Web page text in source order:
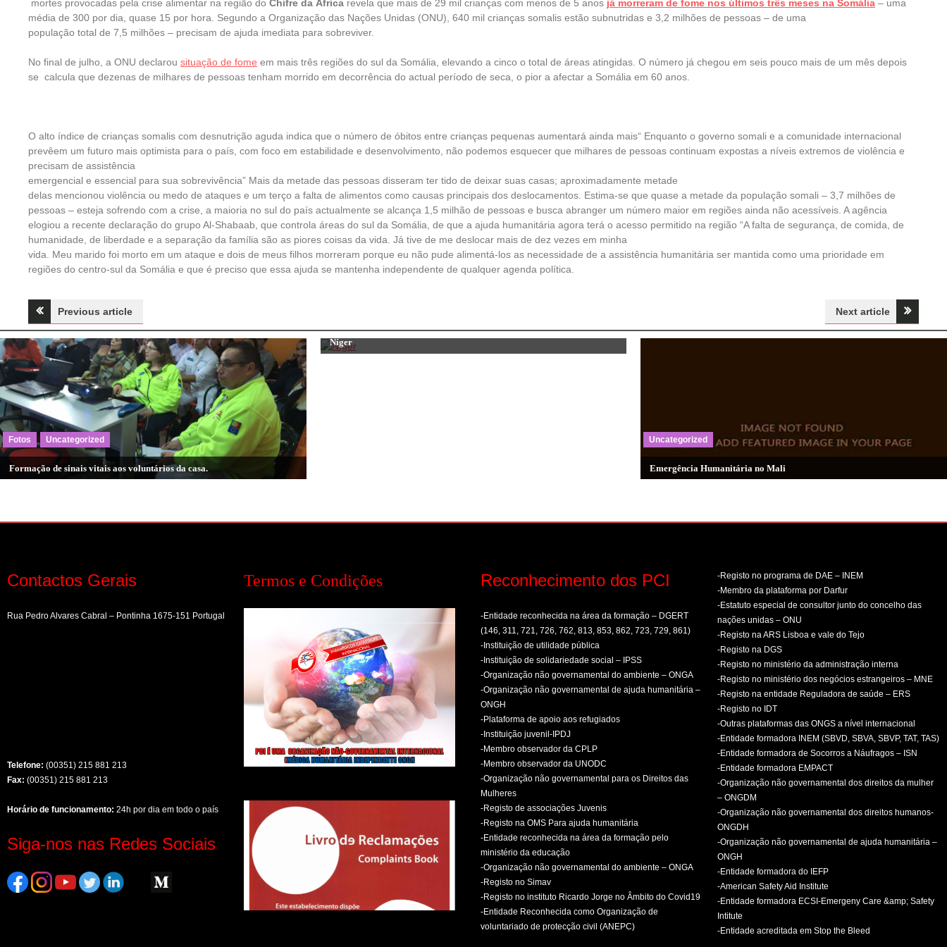
mortes provocadas pela crise alimentar na região do Chifre da África revela que mais de 29 mil crianças com menos de 5 anos já morreram de fome nos últimos três meses na Somália – uma
média de 300 por dia, quase 15 por hora. Segundo a Organização das Nações Unidas (ONU), 640 mil crianças somalis estão subnutridas e 3,2 milhões de pessoas – de uma
população total de 7,5 milhões – precisam de ajuda imediata para sobreviver.
No final de julho, a ONU declarou situação de fome em mais três regiões do sul da Somália, elevando a cinco o total de áreas atingidas. O número já chegou em seis pouco mais de um mês depois
se calcula que dezenas de milhares de pessoas tenham morrido em decorrência do actual período de seca, o pior a afectar a Somália em 60 anos.
O alto índice de crianças somalis com desnutrição aguda indica que o número de óbitos entre crianças pequenas aumentará ainda mais“ Enquanto o governo somali e a comunidade internacional
prevêem um futuro mais optimista para o país, com foco em estabilidade e desenvolvimento, não podemos esquecer que milhares de pessoas continuam expostas a níveis extremos de violência e
precisam de assistência
emergencial e essencial para sua sobrevivência” Mais da metade das pessoas disseram ter tido de deixar suas casas; aproximadamente metade
delas mencionou violência ou medo de ataques e um terço a falta de alimentos como causas principais dos deslocamentos. Estima-se que quase a metade da população somali – 3,7 milhões de
pessoas – esteja sofrendo com a crise, a maioria no sul do país actualmente se alcança 1,5 milhão de pessoas e busca abranger um número maior em regiões ainda não acessíveis. A agência
elogiou a recente declaração do grupo Al-Shabaab, que controla áreas do sul da Somália, de que a ajuda humanitária agora terá o acesso permitido na região “A falta de segurança, de comida, de
humanidade, de liberdade e a separação da família são as piores coisas da vida. Já tive de me deslocar mais de dez vezes em minha
vida. Meu marido foi morto em um ataque e dois de meus filhos morreram porque eu não pude alimentá-los as necessidade de a assistência humanitária ser mantida como uma prioridade em
regiões do centro-sul da Somália e que é preciso que essa ajuda se mantenha independente de qualquer agenda política.
Navegação
de
artigos
Previous article Next article
Fotos Uncategorized
Formação de sinais vitais aos voluntários da casa.
Níger
Uncategorized
Emergência Humanitária no Mali
Contactos Gerais
Rua Pedro Alvares Cabral – Pontinha 1675-151 Portugal
Telefone: (00351) 215 881 213
Fax: (00351) 215 881 213
Horário de funcionamento: 24h por dia em todo o país
Siga-nos nas Redes Sociais
Termos e Condições Reconhecimento dos PCI
-Entidade reconhecida na área da formação – DGERT
(146, 311, 721, 726, 762, 813, 853, 862, 723, 729, 861)
-Instituição de utilidade pública
-Instituição de solidariedade social – IPSS
-Organização não governamental do ambiente – ONGA
-Organização não governamental de ajuda humanitária –
ONGH
-Plataforma de apoio aos refugiados
-Instituição juvenil-IPDJ
-Membro observador da CPLP
-Membro observador da UNODC
-Organização não governamental para os Direitos das
Mulheres
-Registo de associações Juvenis
-Registo na OMS Para ajuda humanitária
-Entidade reconhecida na área da formação pelo
ministério da educação
-Organização não governamental do ambiente – ONGA
-Registo no Simav
-Registo no instituto Ricardo Jorge no Âmbito do Covid19
-Entidade Reconhecida como Organização de
voluntariado de protecção civil (ANEPC)
-Registo no programa de DAE – INEM
-Membro da plataforma por Darfur
-Estatuto especial de consultor junto do concelho das
nações unidas – ONU
-Registo na ARS Lisboa e vale do Tejo
-Registo na DGS
-Registo no ministério da administração interna
-Registo no ministério dos negócios estrangeiros – MNE
-Registo na entidade Reguladora de saúde – ERS
-Registo no IDT
-Outras plataformas das ONGS a nível internacional
-Entidade formadora INEM (SBVD, SBVA, SBVP, TAT, TAS)
-Entidade formadora de Socorros a Náufragos – ISN
-Entidade formadora EMPACT
-Organização não governamental dos direitos da mulher
– ONGDM
-Organização não governamental dos direitos humanos-
ONGDH
-Organização não governamental de ajuda humanitária –
ONGH
-Entidade formadora do IEFP
-American Safety Aid Institute
-Entidade formadora ECSI-Emergeny Care &amp; Safety
Intitute
-Entidade acreditada em Stop the Bleed